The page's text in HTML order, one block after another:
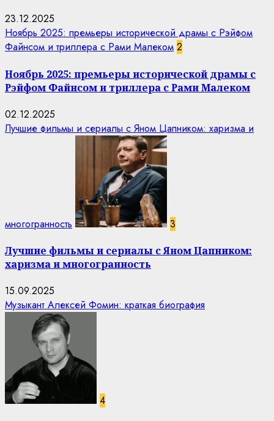
23.12.2025
Ноябрь 2025: премьеры исторической драмы с Рэйфом
Файнсом и триллера с Рами Малеком 2
Ноябрь 2025: премьеры исторической драмы с
Рэйфом Файнсом и триллера с Рами Малеком
02.12.2025
Лучшие фильмы и сериалы с Яном Цапником: харизма и
многогранность 3
Лучшие фильмы и сериалы с Яном Цапником:
харизма и многогранность
15.09.2025
Музыкант Алексей Фомин: краткая биография
4